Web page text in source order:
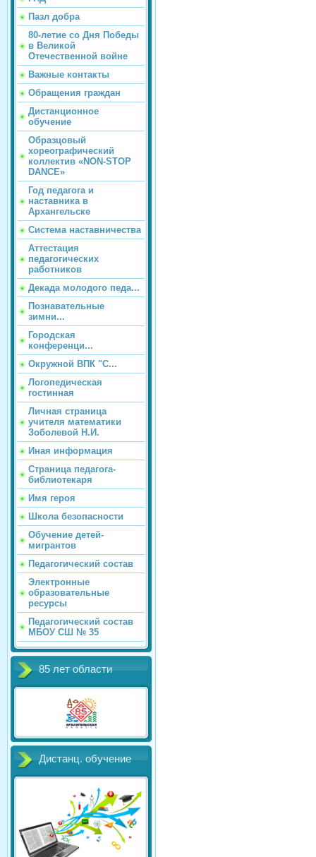
Пазл добра
80-летие со Дня Победы
в Великой
Отечественной войне
Важные контакты
Обращения граждан
Дистанционное
обучение
Образцовый
хореографический
коллектив «NON-STOP
DANCE»
Год педагога и
наставника в
Архангельске
Система наставничества
Аттестация
педагогических
работников
Декада молодого педа...
Познавательные
зимни...
Городская
конференци...
Окружной ВПК "С...
Логопедическая
гостинная
Личная страница
учителя математики
Зоболевой Н.И.
Иная информация
Страница педагога-
библиотекаря
Имя героя
Школа безопасности
Обучение детей-
мигрантов
Педагогический состав
Электронные
образовательные
ресурсы
Педагогический состав
МБОУ СШ № 35
85 лет области
Дистанц. обучение